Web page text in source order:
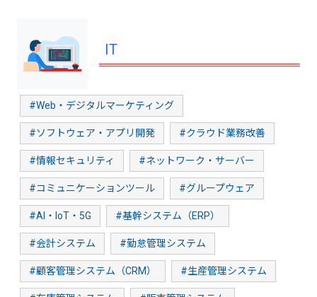
IT
#Web・デジタルマーケティング
#ソフトウェア・アプリ開発 #クラウド業務改善
#情報セキュリティ #ネットワーク・サーバー
#コミュニケーションツール #グループウェア
#AI・IoT・5G #基幹システム（ERP）
#会計システム #勤怠管理システム
#顧客管理システム（CRM） #生産管理システム